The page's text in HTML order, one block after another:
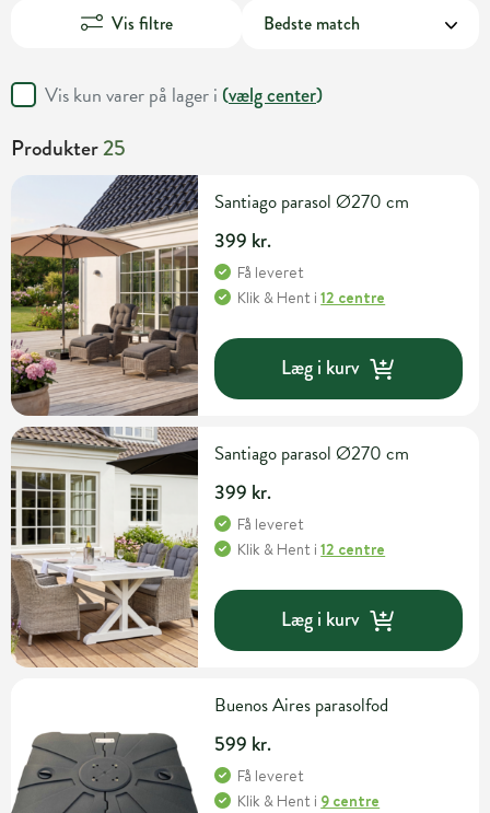
Vis filtre
Vis kun varer på lager i (vælg center)
Produkter25
Santiago parasol Ø270 cm
399 kr.
Få leveret
Klik & Hent i12 centre
Læg i kurv
Santiago parasol Ø270 cm
399 kr.
Få leveret
Klik & Hent i12 centre
Læg i kurv
Buenos Aires parasolfod
599 kr.
Få leveret
Klik & Hent i 9 centre